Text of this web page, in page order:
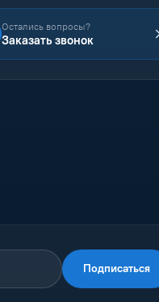
Остались вопросы?
Заказать звонок
Подписаться